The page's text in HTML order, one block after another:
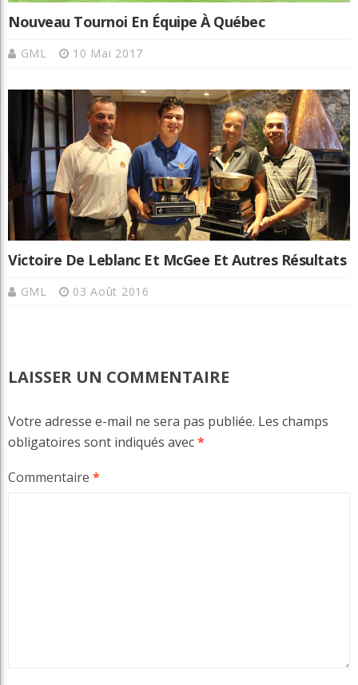
Nouveau Tournoi En Équipe À Québec
GML 10 Mai 2017
Victoire De Leblanc Et McGee Et Autres Résultats
GML 03 Août 2016
LAISSER UN COMMENTAIRE
Votre adresse e-mail ne sera pas publiée. Les champs
obligatoires sont indiqués avec*
Commentaire *